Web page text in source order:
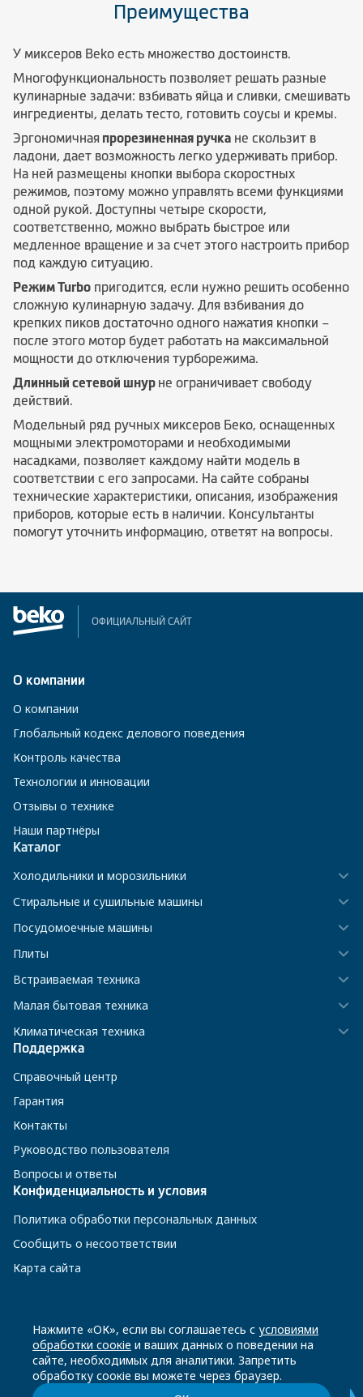
Преимущества
У миксеров Beko есть множество достоинств.
Многофункциональность позволяет решать разные
кулинарные задачи: взбивать яйца и сливки, смешивать
ингредиенты, делать тесто, готовить соусы и кремы.
Эргономичная прорезиненная ручка не скользит в
ладони, дает возможность легко удерживать прибор.
На ней размещены кнопки выбора скоростных
режимов, поэтому можно управлять всеми функциями
одной рукой. Доступны четыре скорости,
соответственно, можно выбрать быстрое или
медленное вращение и за счет этого настроить прибор
под каждую ситуацию.
Режим Turbo пригодится, если нужно решить особенно
сложную кулинарную задачу. Для взбивания до
крепких пиков достаточно одного нажатия кнопки –
после этого мотор будет работать на максимальной
мощности до отключения турборежима.
Длинный сетевой шнур не ограничивает свободу
действий.
Модельный ряд ручных миксеров Беко, оснащенных
мощными электромоторами и необходимыми
насадками, позволяет каждому найти модель в
соответствии с его запросами. На сайте собраны
технические характеристики, описания, изображения
приборов, которые есть в наличии. Консультанты
помогут уточнить информацию, ответят на вопросы.
ОФИЦИАЛЬНЫЙ САЙТ
О компании
О компании
Глобальный кодекс делового поведения
Контроль качества
Технологии и инновации
Отзывы о технике
Наши партнёры
Каталог
Холодильники и морозильники
Стиральные и сушильные машины
Посудомоечные машины
Плиты
Встраиваемая техника
Малая бытовая техника
Климатическая техника
Поддержка
Справочный центр
Гарантия
Контакты
Руководство пользователя
Вопросы и ответы
Конфиденциальность и условия
Политика обработки персональных данных
Сообщить о несоответствии
Карта сайта
8 800 200-23-56
Чат-бот в Телеграм
Нажмите «ОК», если вы соглашаетесь с условиями
обработки соокіе и ваших данных о поведении на
сайте, необходимых для аналитики. Запретить
обработку соокіе вы можете через браузер.